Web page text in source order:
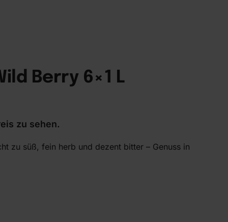
Berry 6×1 L
zu sehen.
zu süß, fein herb und dezent bitter – Genuss in